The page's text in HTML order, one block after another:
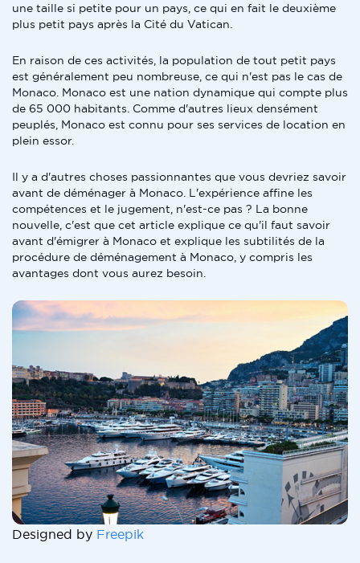
une taille si petite pour un pays, ce qui en fait le deuxième
plus petit pays après la Cité du Vatican.
En raison de ces activités, la population de tout petit pays
est généralement peu nombreuse, ce qui n'est pas le cas de
Monaco. Monaco est une nation dynamique qui compte plus
de 65 000 habitants. Comme d'autres lieux densément
peuplés, Monaco est connu pour ses services de location en
plein essor.
Il y a d'autres choses passionnantes que vous devriez savoir
avant de déménager à Monaco. L'expérience affine les
compétences et le jugement, n'est-ce pas ? La bonne
nouvelle, c'est que cet article explique ce qu'il faut savoir
avant d'émigrer à Monaco et explique les subtilités de la
procédure de déménagement à Monaco, y compris les
avantages dont vous aurez besoin.
Designed by Freepik